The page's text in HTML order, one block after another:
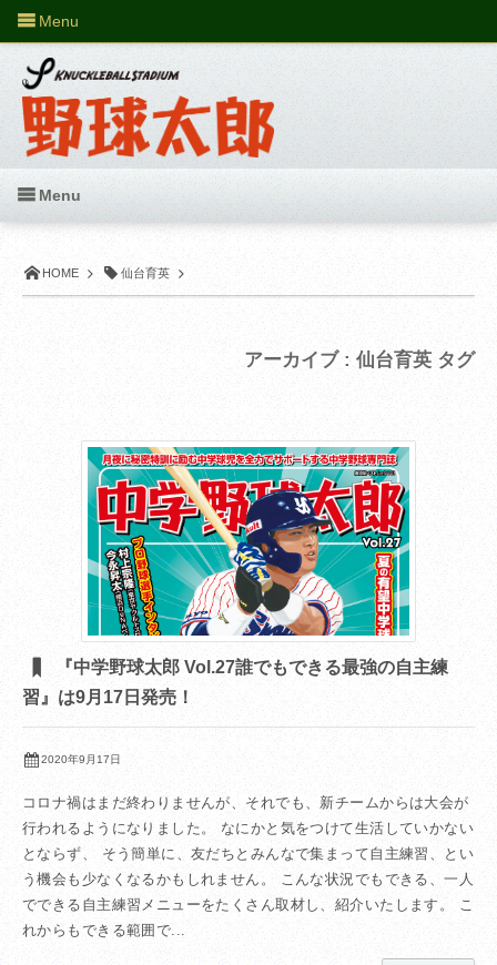
HOME 仙台育英
アーカイブ : 仙台育英 タグ
『中学野球太郎 Vol.27誰でもできる最強の自主練
習』は9月17日発売！
2020年9月17日
コロナ禍はまだ終わりませんが、それでも、新チームからは大会が
行われるようになりました。 なにかと気をつけて生活していかない
とならず、 そう簡単に、友だちとみんなで集まって自主練習、とい
う機会も少なくなるかもしれません。 こんな状況でもできる、一人
でできる自主練習メニューをたくさん取材し、紹介いたします。 こ
れからもできる範囲で...
Menu
Menu